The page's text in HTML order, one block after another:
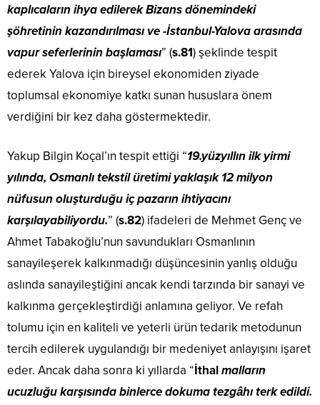
kaplıcaların ihya edilerek Bizans dönemindeki
şöhretinin kazandırılması ve -İstanbul-Yalova arasında
vapur seferlerinin başlaması” (s.81) şeklinde tespit
ederek Yalova için bireysel ekonomiden ziyade
toplumsal ekonomiye katkı sunan hususlara önem
verdiğini bir kez daha göstermektedir.
Yakup Bilgin Koçal’ın tespit ettiği “19.yüzyıllın ilk yirmi
yılında, Osmanlı tekstil üretimi yaklaşık 12 milyon
nüfusun oluşturduğu iç pazarın ihtiyacını
karşılayabiliyordu.” (s.82) ifadeleri de Mehmet Genç ve
Ahmet Tabakoğlu’nun savundukları Osmanlının
sanayileşerek kalkınmadığı düşüncesinin yanlış olduğu
aslında sanayileştiğini ancak kendi tarzında bir sanayi ve
kalkınma gerçekleştirdiği anlamına geliyor. Ve refah
tolumu için en kaliteli ve yeterli ürün tedarik metodunun
tercih edilerek uygulandığı bir medeniyet anlayışını işaret
eder. Ancak daha sonra ki yıllarda “İthalmalların
ucuzluğu karşısında binlerce dokuma tezgâhı terk edildi.